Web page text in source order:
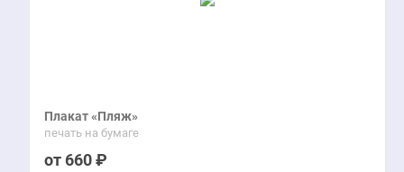
Плакат «Пляж»
печать на бумаге
660